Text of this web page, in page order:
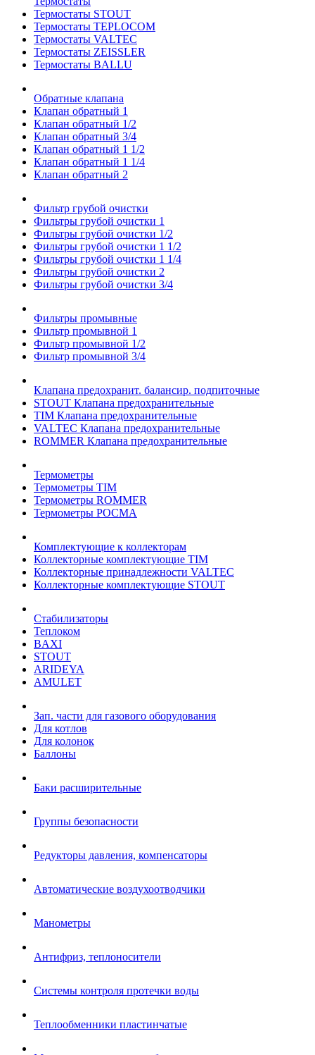
Термостаты STOUT
Термостаты TEPLOCOM
Термостаты VALTEC
Термостаты ZEISSLER
Термостаты BALLU
Обратные клапана
Клапан обратный 1
Клапан обратный 1/2
Клапан обратный 3/4
Клапан обратный 1 1/2
Клапан обратный 1 1/4
Клапан обратный 2
Фильтр грубой очистки
Фильтры грубой очистки 1
Фильтры грубой очистки 1/2
Фильтры грубой очистки 1 1/2
Фильтры грубой очистки 1 1/4
Фильтры грубой очистки 2
Фильтры грубой очистки 3/4
Фильтры промывные
Фильтр промывной 1
Фильтр промывной 1/2
Фильтр промывной 3/4
Клапана предохранит. балансир. подпиточные
STOUT Клапана предохранительные
TIM Клапана предохранительные
VALTEC Клапана предохранительные
ROMMER Клапана предохранительные
Термометры
Термометры TIM
Термометры ROMMER
Термометры РОСМА
Комплектующие к коллекторам
Коллекторные комплектующие TIM
Коллекторные принадлежности VALTEC
Коллекторные комплектующие STOUT
Стабилизаторы
Теплоком
BAXI
STOUT
ARIDEYA
AMULET
Зап. части для газового оборудования
Для котлов
Для колонок
Баллоны
Баки расширительные
Группы безопасности
Редукторы давления, компенсаторы
Автоматические воздухоотводчики
Манометры
Антифриз, теплоносители
Системы контроля протечки воды
Теплообменники пластинчатые